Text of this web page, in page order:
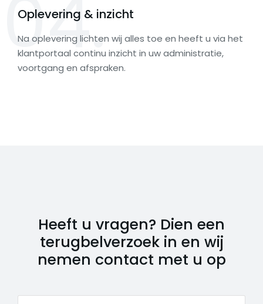
04.
Oplevering & inzicht
Na oplevering lichten wij alles toe en heeft u via het
klantportaal continu inzicht in uw administratie,
voortgang en afspraken.
Heeft u vragen? Dien een
terugbelverzoek in en wij
nemen contact met u op